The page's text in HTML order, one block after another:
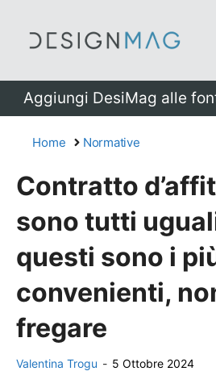
Aggiungi DesiMag alle
Home Normative
Contratto
sono tutti
questi sono i
convenienti,
fregare
Valentina Trogu - 5 Ottobre 2024